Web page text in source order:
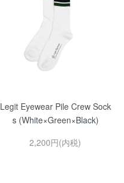
Legit Eyewear Pile Crew Sock
s (White×Green×Black)
2,200円(内税)